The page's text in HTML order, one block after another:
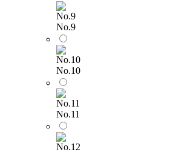
No.9
No.10
No.11